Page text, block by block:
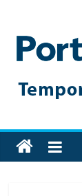
content
Toda
la